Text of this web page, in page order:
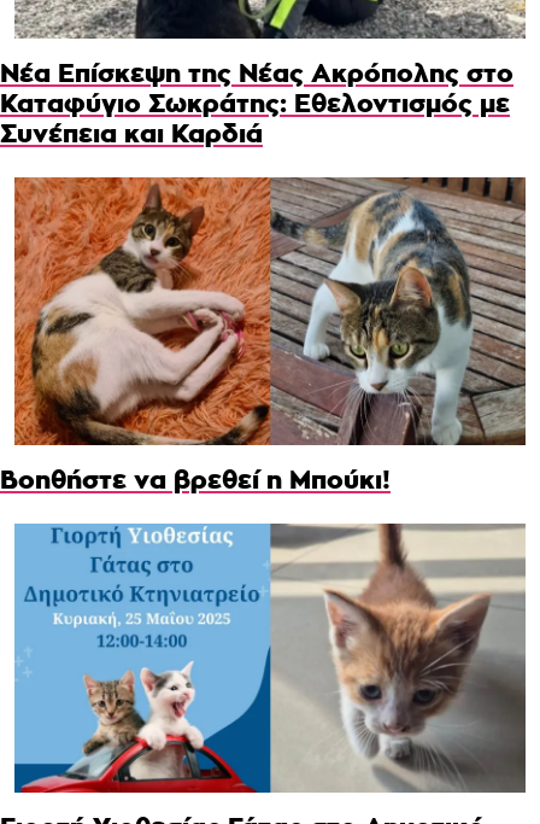
Νέα Επίσκεψη της Νέας Ακρόπολης στο
Καταφύγιο Σωκράτης: Εθελοντισμός με
Συνέπεια και Καρδιά
Βοηθήστε να βρεθεί η Μπούκι!